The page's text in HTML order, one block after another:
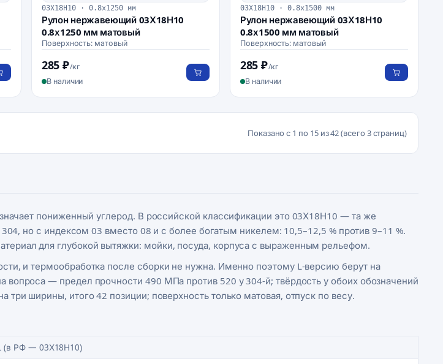
03Х18Н10 · 0.8х1250 мм
Рулон нержавеющий 03Х18Н10
0.8х1250 мм матовый
Поверхность: матовый
285 ₽/кг
В наличии
03Х18Н10 · 0.8х1500 мм
Рулон нержавеющий 03Х18Н10
0.8х1500 мм матовый
Поверхность: матовый
285 ₽/кг
В наличии
Показано с 1 по 15 из 42 (всего 3 страниц)
пониженный углерод. В российской классификации это 03Х18Н10 — та же
но с индексом 03 вместо 08 и с более богатым никелем: 10,5–12,5 % против 9–11 %.
для глубокой вытяжки: мойки, посуда, корпуса с выраженным рельефом.
и термообработка после сборки не нужна. Именно поэтому L-версию берут на
— предел прочности 490 МПа против 520 у 304-й; твёрдость у обоих обозначений
ширины, итого 42 позиции; поверхность только матовая, отпуск по весу.
(в РФ — 03Х18Н10)